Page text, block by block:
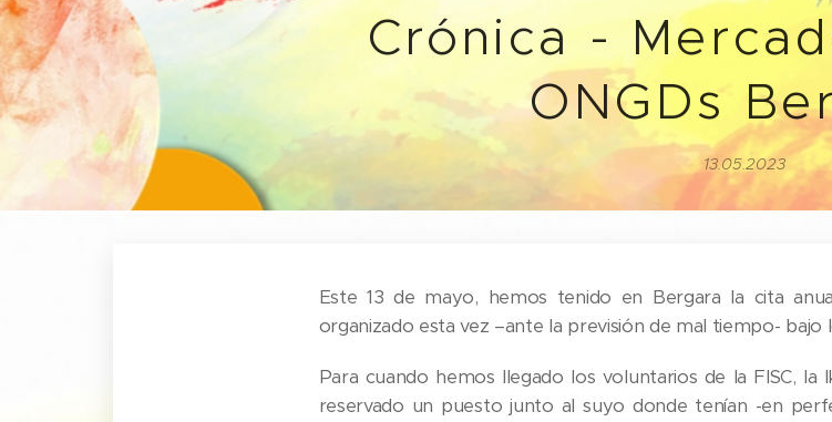
Crónica -
ONGDs
13.05.2023
Este 13 de mayo, hemos tenido en Bergara la cita
organizado esta vez –ante la previsión de mal tiempo-
Para cuando hemos llegado los voluntarios de la FISC, la
reservado un puesto junto al suyo donde tenían -en